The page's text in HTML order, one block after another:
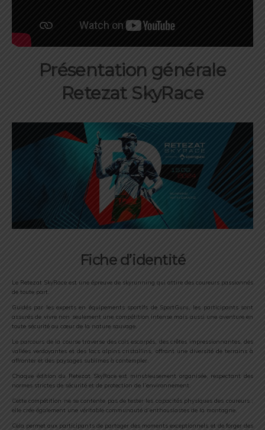
Présentation générale
Retezat SkyRace
Fiche d’identité
Le Retezat SkyRace est une épreuve de skyrunning qui attire des coureurs passionnés
de toute part.
Guidés par les experts en équipements sportifs de SportGuru, les participants sont
assurés de vivre non seulement une compétition intense mais aussi une aventure en
toute sécurité au cœur de la nature sauvage.
Le parcours de la course traverse des cols escarpés, des crêtes impressionnantes, des
vallées verdoyantes et des lacs alpins cristallins, offrant une diversité de terrains à
affronter et des paysages sublimes à contempler.
Chaque édition du Retezat SkyRace est minutieusement organisée, respectant des
normes strictes de sécurité et de protection de l’environnement.
Cette compétition ne se contente pas de tester les capacités physiques des coureurs ;
elle crée également une véritable communauté d’enthousiastes de la montagne.
Cela permet aux participants de partager des moments exceptionnels et de forger des